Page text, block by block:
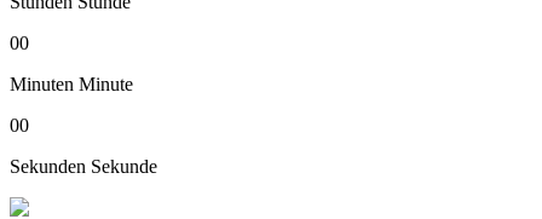
00
Minuten Minute
00
Sekunden Sekunde